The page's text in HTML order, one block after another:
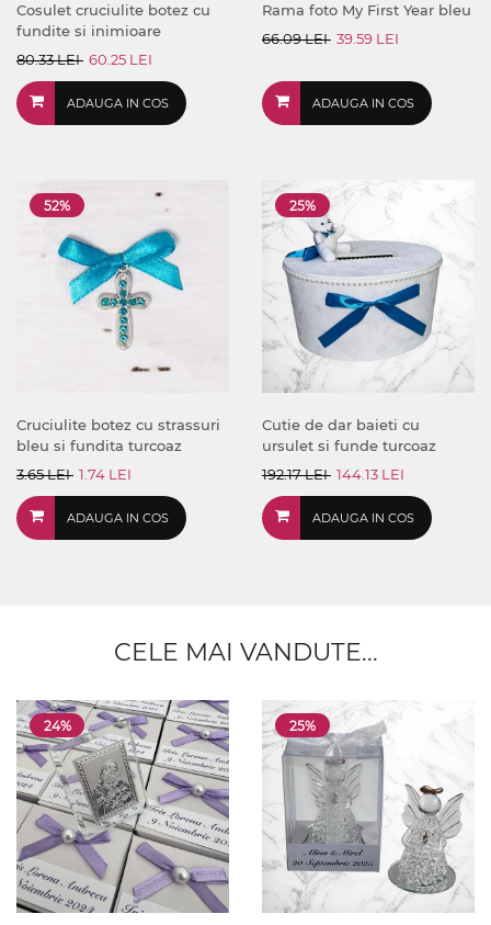
Cosulet cruciulite botez cu
fundite si inimioare
80.33 LEI 60.25 LEI
ADAUGA IN COS
Rama foto My First Year bleu
66.09 LEI 39.59 LEI
ADAUGA IN COS
52%
Cruciulite botez cu strassuri
bleu si fundita turcoaz
3.65 LEI 1.74 LEI
ADAUGA IN COS
25%
Cutie de dar baieti cu
ursulet si funde turcoaz
192.17 LEI 144.13 LEI
ADAUGA IN COS
CELE MAI VANDUTE...
24% 25%